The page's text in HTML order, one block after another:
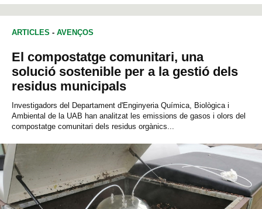
ARTICLES - AVENÇOS
El compostatge comunitari, una
solució sostenible per a la gestió dels
residus municipals
Investigadors del Departament d'Enginyeria Química, Biològica i
Ambiental de la UAB han analitzat les emissions de gasos i olors del
compostatge comunitari dels residus orgànics...